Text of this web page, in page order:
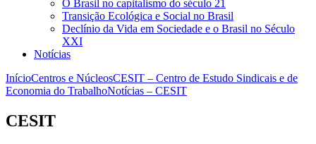
O Brasil no capitalismo do século 21
Transição Ecológica e Social no Brasil
Declínio da Vida em Sociedade e o Brasil no Século
XXI
Notícias
InícioCentros e NúcleosCESIT – Centro de Estudo Sindicais e de
Economia do TrabalhoNotícias – CESIT
CESIT